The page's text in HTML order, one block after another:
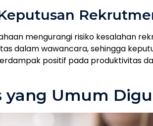
mengurangi risiko kesalahan
dalam wawancara, sehingga
positif pada produktivitas
yang Umum